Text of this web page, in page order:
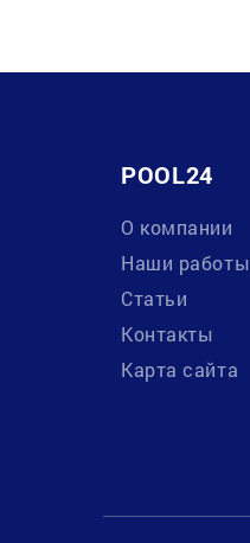
POOL24
О компании
Наши работы
Статьи
Контакты
Карта сайта